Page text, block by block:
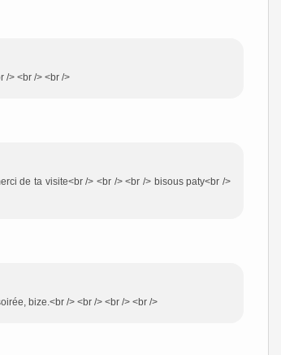
/> <br /> <br />
de ta visite<br /> <br /> <br /> bisous paty<br />
bize.<br /> <br /> <br /> <br />